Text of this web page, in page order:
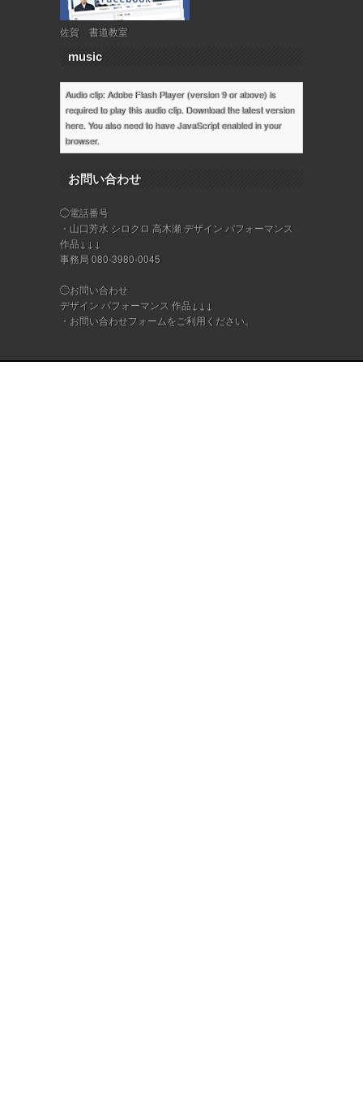
佐賀 書道教室
music
Audio clip: Adobe Flash Player (version 9 or above) is
required to play this audio clip. Download the latest version
here. You also need to have JavaScript enabled in your
browser.
お問い合わせ
◯電話番号
・山口芳水 シロクロ 高木瀬 デザイン パフォーマンス
作品↓↓↓
事務局 080-3980-0045
◯お問い合わせ
デザイン パフォーマンス 作品↓↓↓
・ お問い合わせフォームをご利用ください。